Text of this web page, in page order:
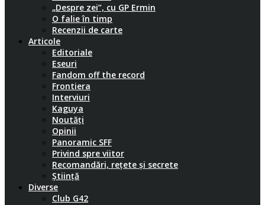
„Despre zei”, cu GP Ermin
O falie în timp
Recenzii de carte
Articole
Editoriale
Eseuri
Fandom off the record
Frontiera
Interviuri
Kaguya
Noutăți
Opinii
Panoramic SFF
Privind spre viitor
Recomandări, rețete și secrete
Știință
Diverse
Club G42